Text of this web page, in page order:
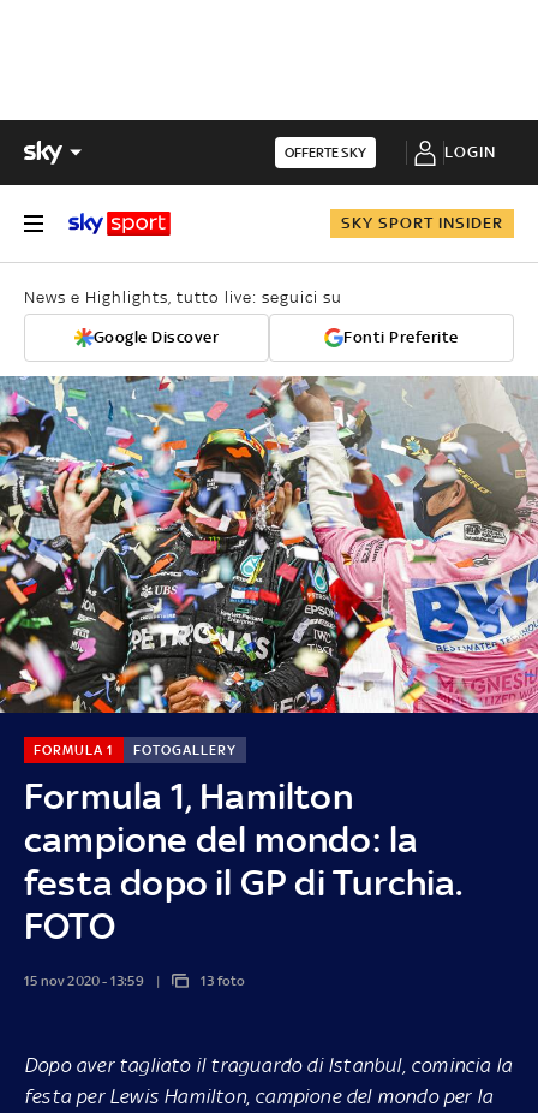
OFFERTE SKY LOGIN
SKY SPORT INSIDER
News e Highlights, tutto live: seguici su
Google Discover Fonti Preferite
Formula 1, Hamilton
campione del mondo: la
festa dopo il GP di Turchia.
FOTO
FORMULA 1 FOTOGALLERY
15 nov 2020 - 13:59 13 foto
Dopo aver tagliato il traguardo di Istanbul, comincia la
festa per Lewis Hamilton, campione del mondo per la